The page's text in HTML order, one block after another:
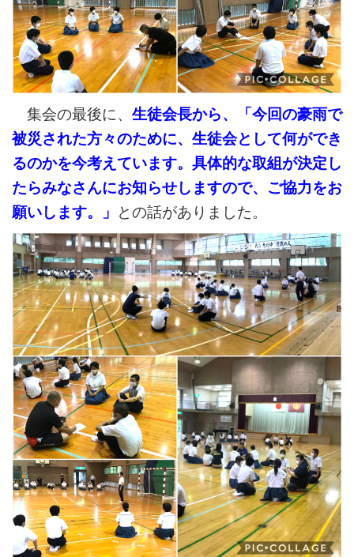
集会の最後に、 生徒会長から、
「今回の豪雨で
被災された方々のために、生徒会として何ができ
るのかを今考えています。具体的な取組が決定し
たらみなさんにお知らせしますので、ご協力をお
願いします。」 との話がありました。